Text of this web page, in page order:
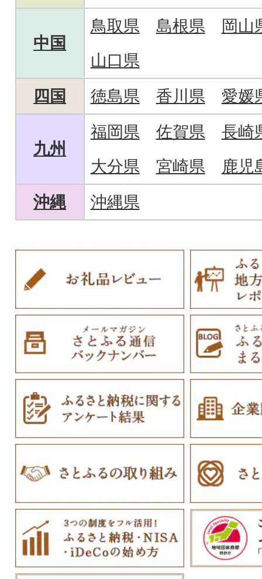
中国
鳥取県 島根県
岡山
山口県
四国
徳島県 香川県 愛媛
九州
福岡県 佐賀県
長崎
大分県
宮崎県
鹿児
沖縄
沖縄県